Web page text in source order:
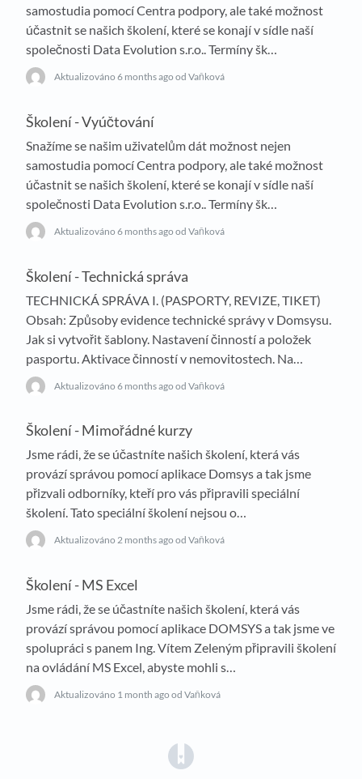
samostudia pomocí Centra podpory, ale také možnost
účastnit se našich školení, které se konají v sídle naší
společnosti Data Evolution s.r.o.. Termíny šk…
Aktualizováno 6 months ago od Vaňková
Školení - Vyúčtování
Snažíme se našim uživatelům dát možnost nejen
samostudia pomocí Centra podpory, ale také možnost
účastnit se našich školení, které se konají v sídle naší
společnosti Data Evolution s.r.o.. Termíny šk…
Aktualizováno 6 months ago od Vaňková
Školení - Technická správa
TECHNICKÁ SPRÁVA I. (PASPORTY, REVIZE, TIKET)
Obsah: Způsoby evidence technické správy v Domsysu.
Jak si vytvořit šablony. Nastavení činností a položek
pasportu. Aktivace činností v nemovitostech. Na…
Aktualizováno 6 months ago od Vaňková
Školení - Mimořádné kurzy
Jsme rádi, že se účastníte našich školení, která vás
provází správou pomocí aplikace Domsys a tak jsme
přizvali odborníky, kteří pro vás připravili speciální
školení. Tato speciální školení nejsou o…
Aktualizováno 2 months ago od Vaňková
Školení - MS Excel
Jsme rádi, že se účastníte našich školení, která vás
provází správou pomocí aplikace DOMSYS a tak jsme ve
spolupráci s panem Ing. Vítem Zeleným připravili školení
na ovládání MS Excel, abyste mohli s…
Aktualizováno 1 month ago od Vaňková